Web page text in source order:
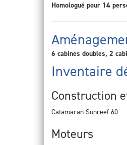
Homologué pour 14
6 cabines doubles, 2
Inventaire
Construction
Catamaran Sunreef 60
Moteurs